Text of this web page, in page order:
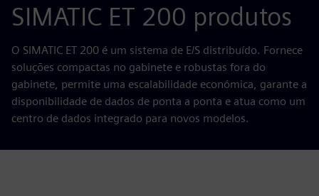
SIMATIC ET 200 produtos
O SIMATIC ET 200 é um sistema de E/S distribuído. Fornece
soluções compactas no gabinete e robustas fora do
gabinete, permite uma escalabilidade económica, garante a
disponibilidade de dados de ponta a ponta e atua como um
centro de dados integrado para novos modelos.